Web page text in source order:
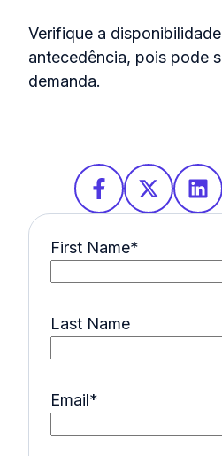
Verifique a
antecedência, pois pode
demanda.
First Name*
Last Name
Email*